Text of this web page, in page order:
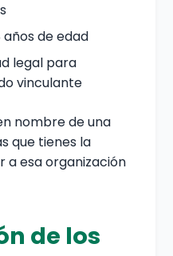
años de edad
legal para
vinculante
nombre de una
que tienes la
a esa organización
de los